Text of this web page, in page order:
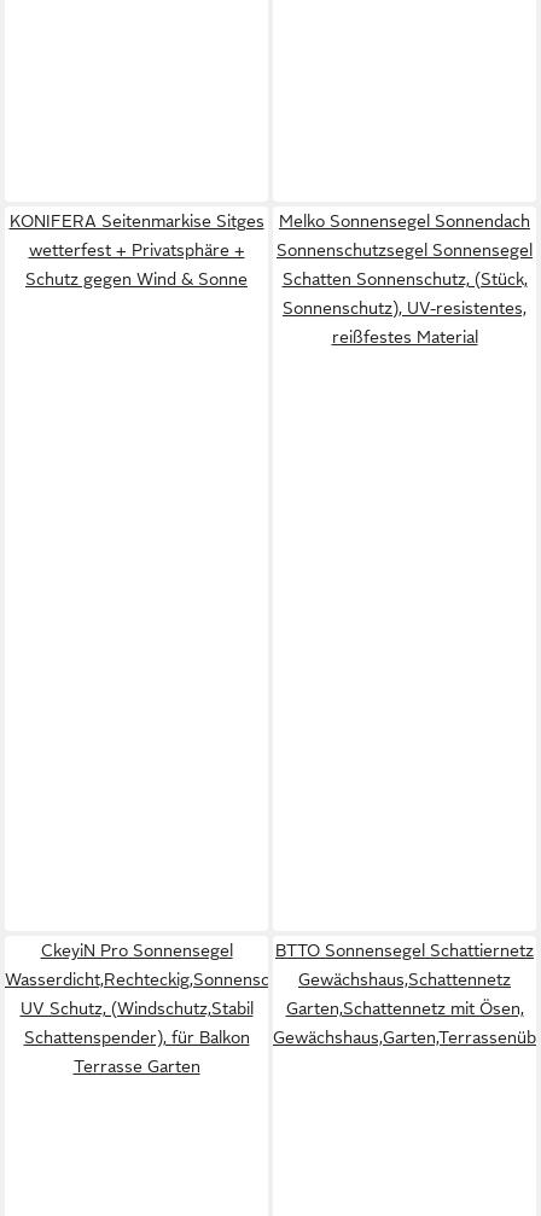
KONIFERA Seitenmarkise Sitges
wetterfest + Privatsphäre +
Schutz gegen Wind & Sonne
Melko Sonnensegel Sonnendach
Sonnenschutzsegel Sonnensegel
Schatten Sonnenschutz, (Stück,
Sonnenschutz), UV-resistentes,
reißfestes Material
CkeyiN Pro Sonnensegel
Wasserdicht,Rechteckig,Sonnenschutz,Reißfest,95%
UV Schutz, (Windschutz,Stabil
Schattenspender), für Balkon
Terrasse Garten
BTTO Sonnensegel Schattiernetz
Gewächshaus,Schattennetz
Garten,Schattennetz mit Ösen,